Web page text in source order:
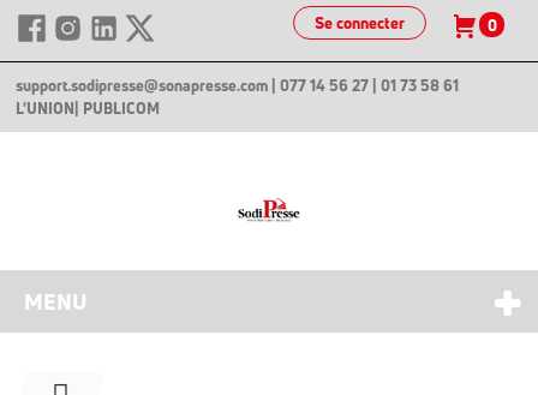
Se connecter 0
support.sodipresse@sonapresse.com | 077 14 56 27 | 01 73 58 61
L'UNION | PUBLICOM
MENU